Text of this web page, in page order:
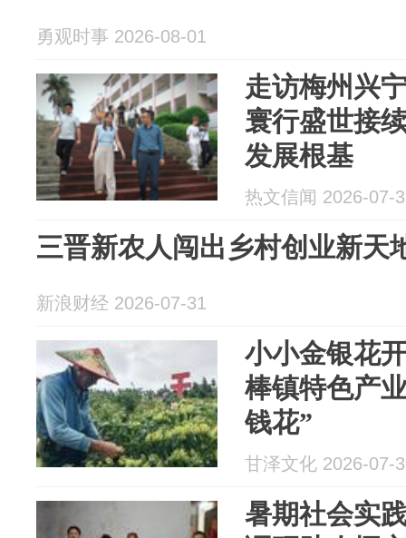
勇观时事 2026-08-01
走访梅州兴
寰行盛世接
发展根基
热文信闻 2026-07-
三晋新农人闯出乡村创业新天
新浪财经 2026-07-31
小小金银花
棒镇特色产
钱花”
甘泽文化 2026-07-
暑期社会实